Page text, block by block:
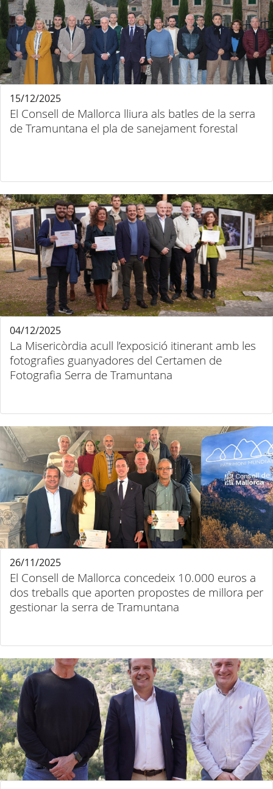
El Consell de Mallorca lliura als batles de la serra
de Tramuntana el pla de sanejament forestal
15/12/2025
La Misericòrdia acull l’exposició itinerant amb les
fotografies guanyadores del Certamen de
Fotografia Serra de Tramuntana
04/12/2025
El Consell de Mallorca concedeix 10.000 euros a
dos treballs que aporten propostes de millora per
gestionar la serra de Tramuntana
26/11/2025